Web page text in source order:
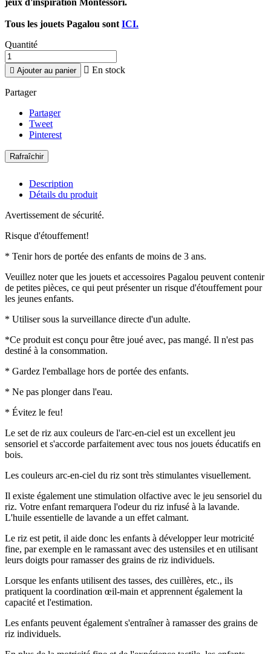
jeux d'inspiration Montessori.
Tous les jouets Pagalou sont ICI.
Quantité
 Ajouter au panier  En stock
Partager
Partager
Tweet
Pinterest
Description
Détails du produit
Avertissement de sécurité.
Risque d'étouffement!
* Tenir hors de portée des enfants de moins de 3 ans.
Veuillez noter que les jouets et accessoires Pagalou peuvent contenir
de petites pièces, ce qui peut présenter un risque d'étouffement pour
les jeunes enfants.
* Utiliser sous la surveillance directe d'un adulte.
*Ce produit est conçu pour être joué avec, pas mangé. Il n'est pas
destiné à la consommation.
* Gardez l'emballage hors de portée des enfants.
* Ne pas plonger dans l'eau.
* Évitez le feu!
Le set de riz aux couleurs de l'arc-en-ciel est un excellent jeu
sensoriel et s'accorde parfaitement avec tous nos jouets éducatifs en
bois.
Les couleurs arc-en-ciel du riz sont très stimulantes visuellement.
Il existe également une stimulation olfactive avec le jeu sensoriel du
riz. Votre enfant remarquera l'odeur du riz infusé à la lavande.
L'huile essentielle de lavande a un effet calmant.
Le riz est petit, il aide donc les enfants à développer leur motricité
fine, par exemple en le ramassant avec des ustensiles et en utilisant
leurs doigts pour ramasser des grains de riz individuels.
Lorsque les enfants utilisent des tasses, des cuillères, etc., ils
pratiquent la coordination œil-main et apprennent également la
capacité et l'estimation.
Les enfants peuvent également s'entraîner à ramasser des grains de
riz individuels.